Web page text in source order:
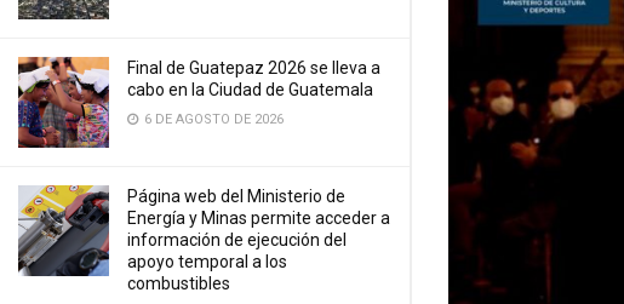
Final de Guatepaz 2026 se lleva a
cabo en la Ciudad de Guatemala
6 DE AGOSTO DE 2026
Página web del Ministerio de
Energía y Minas permite acceder a
información de ejecución del
apoyo temporal a los
combustibles